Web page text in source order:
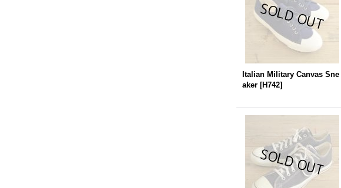
Italian Military Canvas Sne
aker [H742]